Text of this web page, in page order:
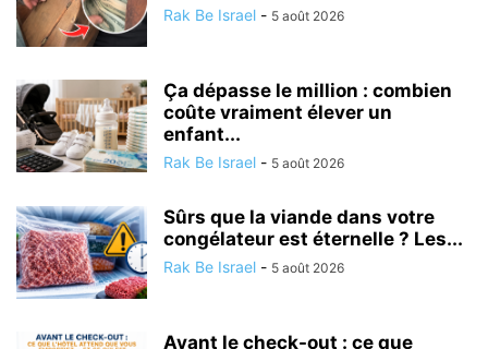
Rak Be Israel - 5 août 2026
Ça dépasse le million : combien
coûte vraiment élever un
enfant...
Rak Be Israel - 5 août 2026
Sûrs que la viande dans votre
congélateur est éternelle ? Les...
Rak Be Israel - 5 août 2026
Avant le check-out : ce que